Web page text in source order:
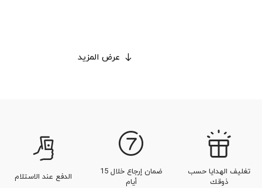
عرض المزيد
تغليف الهدايا حسب
ذوقك
ضمان إرجاع خلال 15
أيام
الدفع عند الاستلام